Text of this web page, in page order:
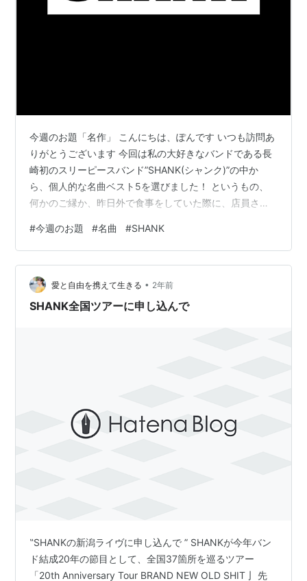
今週のお題「名作」 こんにちは、ぽんです いつも訪問あ
りがとうございます 今回は私の大好きなバンドである長
崎初のスリーピースバンド”SHANK(シャンク)”の中か
ら、個人的な名曲ベスト5を選びました！ というもの、
何かのご縁か、昨日外で食事をしていた際に、店員さん
「SHANKのファンなんですか？」と話しかけてくれたん
ですよ！これにはもう私も旦那も大歓喜！ 1年以上ずっと
ラバーバンドをしていましたが、話しかけられたのはこ
れが人生で初めてです これも何かの因果ですし、2023年
12月に惜しくもオリジナルメンバーであるドラムの池本
#今週のお題 #名曲 #SHANK
愛と自由を携えて生きる • 2年前
SHANK全国ツアーに申し込んで
‟SHANKの新潟ライヴに申し込んで ” SHANKが今年バン
ド結成20年の節目として、全国37箇所を巡るツアー
「20th Anniversary Tour BRAND NEW OLD SHIT亅 先